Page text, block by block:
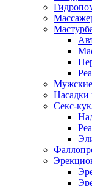
Мужские
Насадки
Секс-